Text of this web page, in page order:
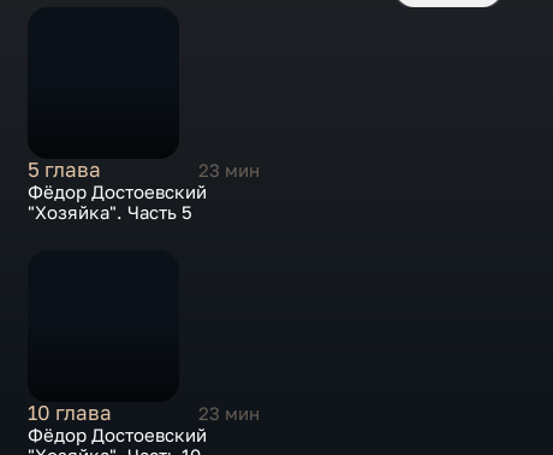
5 глава
23 мин
Фёдор Достоевский
"Хозяйка". Часть 5
10 глава
23 мин
Фёдор Достоевский